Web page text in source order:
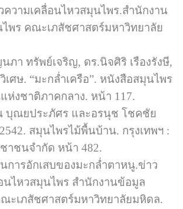
วามเคลื่อนไหวสมุนไพร.สำนักงาน
พร คณะเภสัชศาสตร์มหาวิทยาลัย
ภา ทรัพย์เจริญ, ดร.นิจศิริ เรืองรังษี,
ศษ. “มะกล่ำเครือ”. หนังสือสมุนไพร
ห่งชาติภาคกลาง. หน้า 117.
บุณยประภัศร และอรนุช โชคชัย
สมุนไพรไม้พื้นบ้าน. กรุงเทพฯ :
าชนจํากัด หน้า 482.
การอักเสบของมะกล่ำตาหนู.ข่าว
นไหวสมุนไพร สำนักงานข้อมูล
ะเภสัชศาสตร์มหาวิทยาลัยมหิดล.